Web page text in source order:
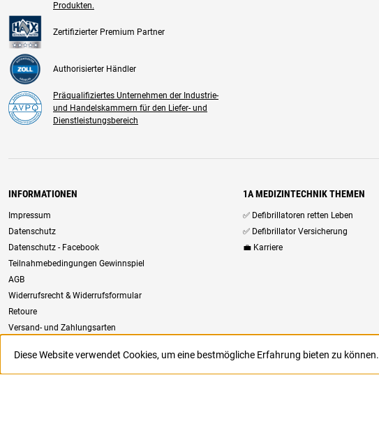
Produkten.
Zertifizierter Premium Partner
Authorisierter Händler
Präqualifiziertes Unternehmen der Industrie-
und Handelskammern für den Liefer- und
Dienstleistungsbereich
INFORMATIONEN
Impressum
Datenschutz
Datenschutz - Facebook
Teilnahmebedingungen Gewinnspiel
AGB
Widerrufsrecht & Widerrufsformular
Retoure
Versand- und Zahlungsarten
1A MEDIZINTECHNIK THEMEN
✅ Defibrillatoren retten Leben
✅ Defibrillator Versicherung
💼 Karriere
Diese Website verwendet Cookies, um eine bestmögliche Erfahrung bieten zu können.